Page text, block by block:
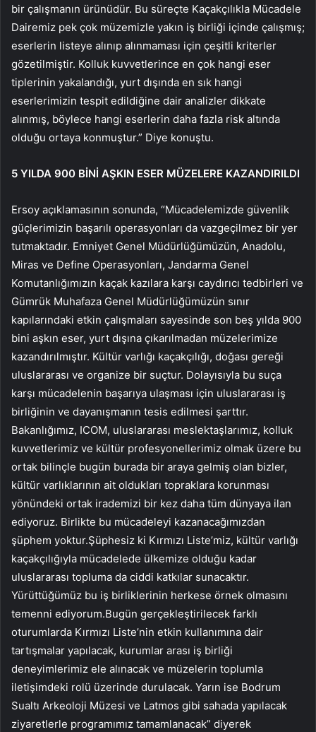
bir çalışmanın ürünüdür. Bu süreçte Kaçakçılıkla Mücadele
Dairemiz pek çok müzemizle yakın iş birliği içinde çalışmış;
eserlerin listeye alınıp alınmaması için çeşitli kriterler
gözetilmiştir. Kolluk kuvvetlerince en çok hangi eser
tiplerinin yakalandığı, yurt dışında en sık hangi
eserlerimizin tespit edildiğine dair analizler dikkate
alınmış, böylece hangi eserlerin daha fazla risk altında
olduğu ortaya konmuştur.” Diye konuştu.
5 YILDA 900 BİNİ AŞKIN ESER MÜZELERE KAZANDIRILDI
Ersoy açıklamasının sonunda, “Mücadelemizde güvenlik
güçlerimizin başarılı operasyonları da vazgeçilmez bir yer
tutmaktadır. Emniyet Genel Müdürlüğümüzün, Anadolu,
Miras ve Define Operasyonları, Jandarma Genel
Komutanlığımızın kaçak kazılara karşı caydırıcı tedbirleri ve
Gümrük Muhafaza Genel Müdürlüğümüzün sınır
kapılarındaki etkin çalışmaları sayesinde son beş yılda 900
bini aşkın eser, yurt dışına çıkarılmadan müzelerimize
kazandırılmıştır. Kültür varlığı kaçakçılığı, doğası gereği
uluslararası ve organize bir suçtur. Dolayısıyla bu suça
karşı mücadelenin başarıya ulaşması için uluslararası iş
birliğinin ve dayanışmanın tesis edilmesi şarttır.
Bakanlığımız, ICOM, uluslararası meslektaşlarımız, kolluk
kuvvetlerimiz ve kültür profesyonellerimiz olmak üzere bu
ortak bilinçle bugün burada bir araya gelmiş olan bizler,
kültür varlıklarının ait oldukları topraklara korunması
yönündeki ortak irademizi bir kez daha tüm dünyaya ilan
ediyoruz. Birlikte bu mücadeleyi kazanacağımızdan
şüphem yoktur.Şüphesiz ki Kırmızı Liste’miz, kültür varlığı
kaçakçılığıyla mücadelede ülkemize olduğu kadar
uluslararası topluma da ciddi katkılar sunacaktır.
Yürüttüğümüz bu iş birliklerinin herkese örnek olmasını
temenni ediyorum.Bugün gerçekleştirilecek farklı
oturumlarda Kırmızı Liste’nin etkin kullanımına dair
tartışmalar yapılacak, kurumlar arası iş birliği
deneyimlerimiz ele alınacak ve müzelerin toplumla
iletişimdeki rolü üzerinde durulacak. Yarın ise Bodrum
Sualtı Arkeoloji Müzesi ve Latmos gibi sahada yapılacak
ziyaretlerle programımız tamamlanacak” diyerek